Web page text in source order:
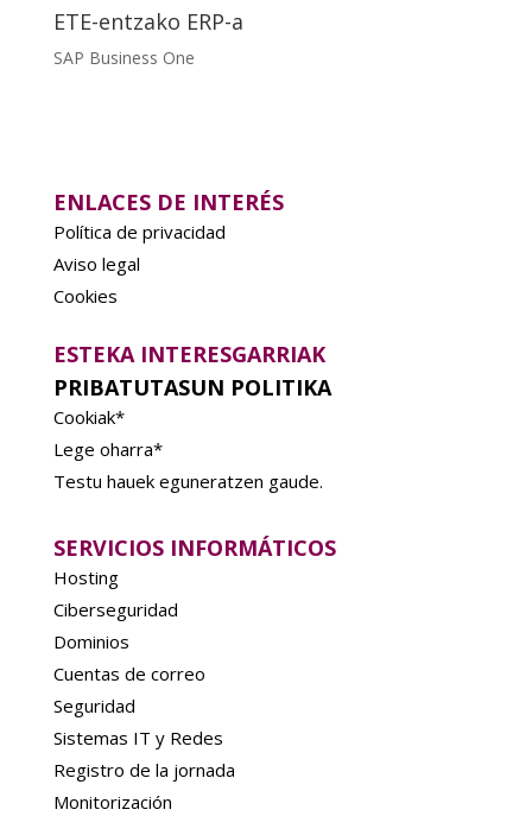
ETE-entzako ERP-a
SAP Business One
ENLACES DE INTERÉS
Política de privacidad
Aviso legal
Cookies
ESTEKA INTERESGARRIAK
PRIBATUTASUN POLITIKA
Cookiak*
Lege oharra*
Testu hauek eguneratzen gaude.
SERVICIOS INFORMÁTICOS
Hosting
Ciberseguridad
Dominios
Cuentas de correo
Seguridad
Sistemas IT y Redes
Registro de la jornada
Monitorización